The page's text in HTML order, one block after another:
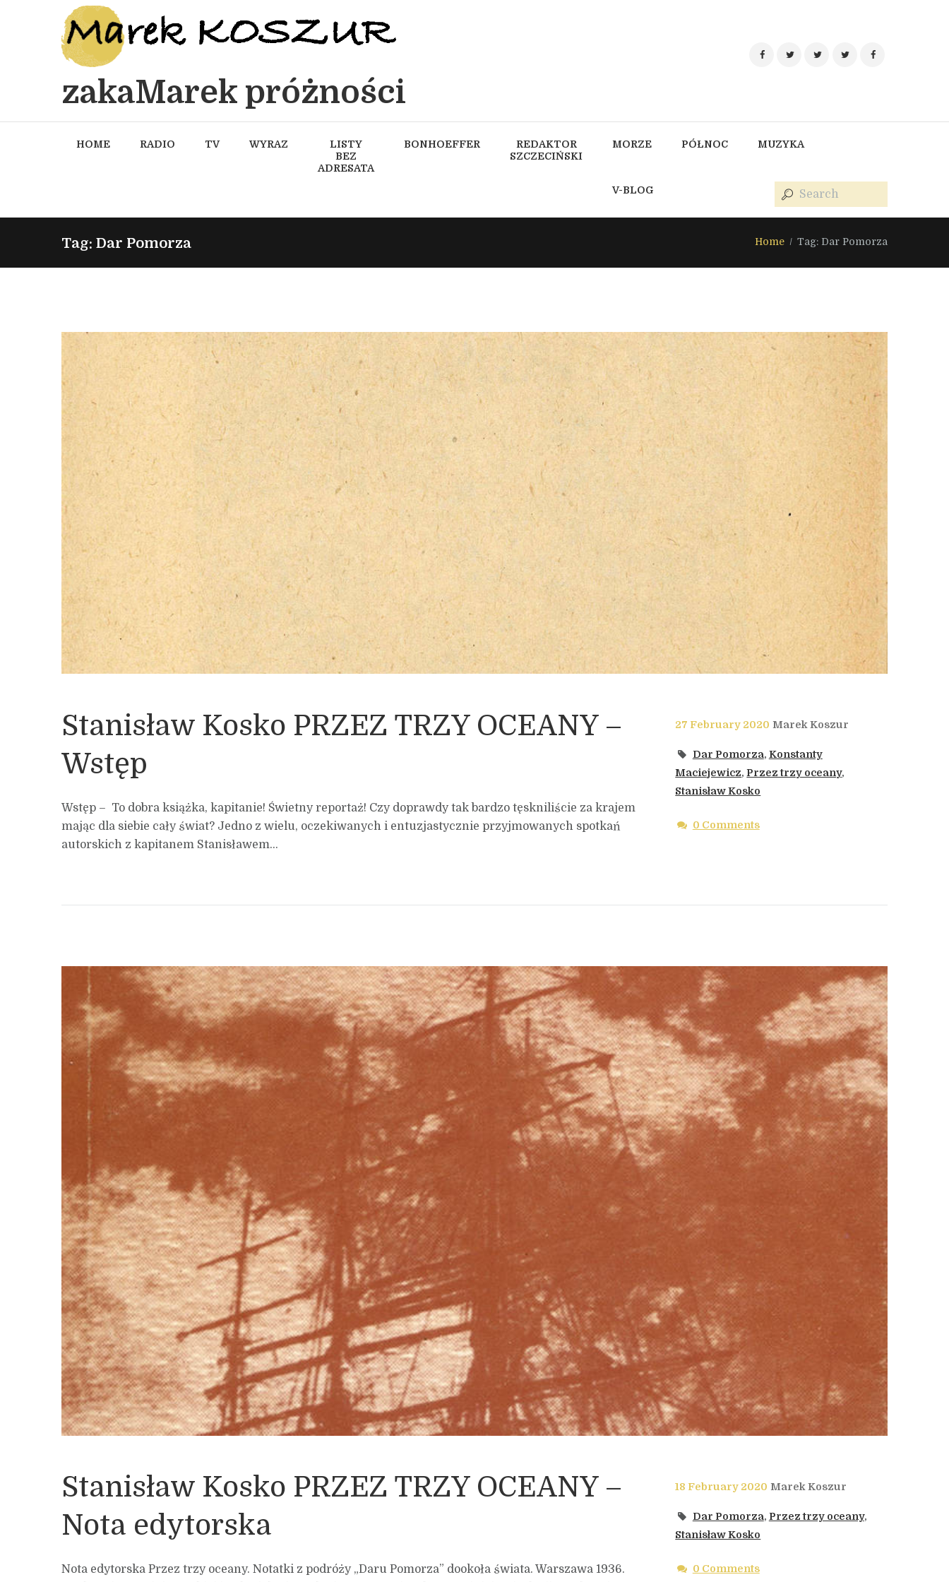
zakaMarek próżności
HOME RADIO TV WYRAZ
LISTY
BEZ
ADRESATA
BONHOEFFER
REDAKTOR
SZCZECIŃSKI
MORZE PÓŁNOC MUZYKA
V-BLOG
Tag: Dar Pomorza Home Tag: Dar Pomorza
Stanisław Kosko PRZEZ TRZY OCEANY –
Wstęp
Wstęp – To dobra książka, kapitanie! Świetny reportaż! Czy doprawdy tak bardzo tęskniliście za krajem
mając dla siebie cały świat? Jedno z wielu, oczekiwanych i entuzjastycznie przyjmowanych spotkań
autorskich z kapitanem Stanisławem...
27 February 2020 Marek Koszur
Dar Pomorza, Konstanty
Maciejewicz,Przez trzy oceany,
Stanisław Kosko
0 Comments
Stanisław Kosko PRZEZ TRZY OCEANY –
Nota edytorska
Nota edytorska Przez trzy oceany. Notatki z podróży „Daru Pomorza” dookoła świata. Warszawa 1936.
18 February 2020 Marek Koszur
Dar Pomorza, Przez trzy oceany,
Stanisław Kosko
0 Comments